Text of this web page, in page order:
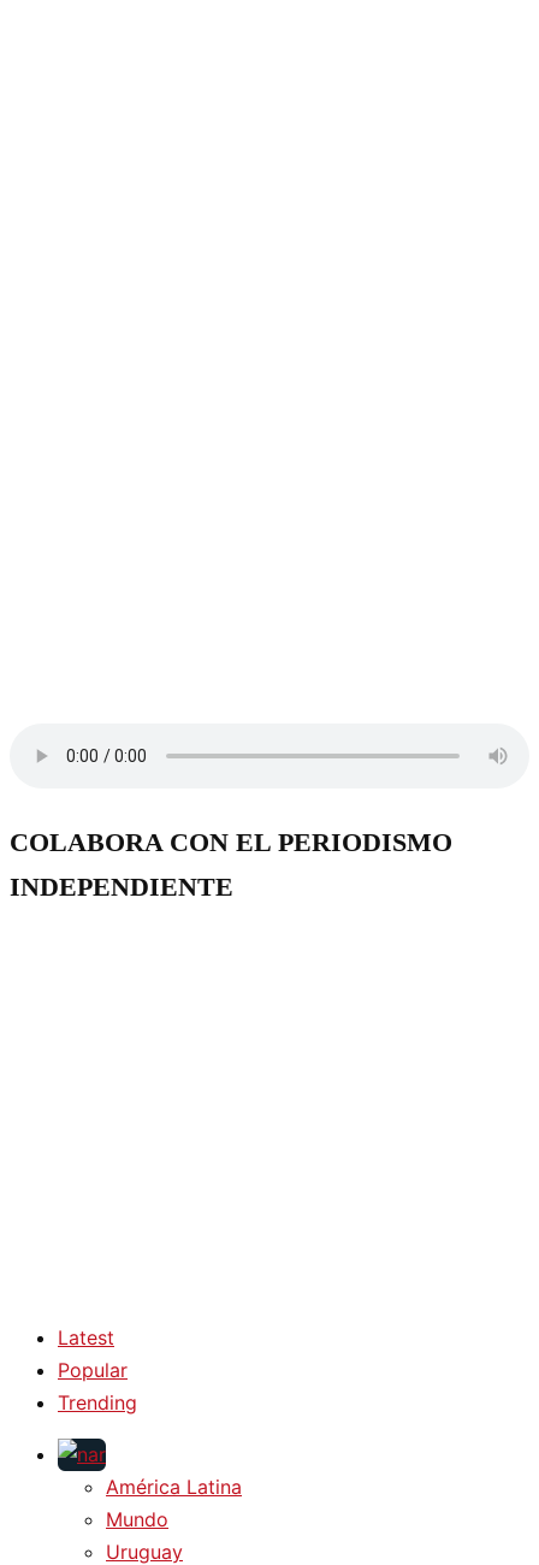
COLABORA CON EL PERIODISMO
INDEPENDIENTE
Latest
Popular
Trending
América Latina
Mundo
Uruguay